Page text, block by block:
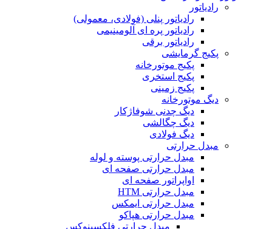
رادیاتور
رادیاتور پنلی (فولادی، معمولی)
رادیاتور پره ای آلومینیمی
رادیاتور برقی
پکیج گرمایشی
پکیج موتورخانه
پکیج استخری
پکیج زمینی
دیگ موتورخانه
دیگ چدنی شوفاژکار
دیگ چگالشی
دیگ فولادی
مبدل حرارتی
مبدل حرارتی پوسته و لوله
مبدل حرارتی صفحه ای
اواپراتور صفحه ای
مبدل حرارتی HTM
مبدل حرارتی ایمکس
مبدل حرارتی هپاکو
مبدل حرارتی فلکسینوکس